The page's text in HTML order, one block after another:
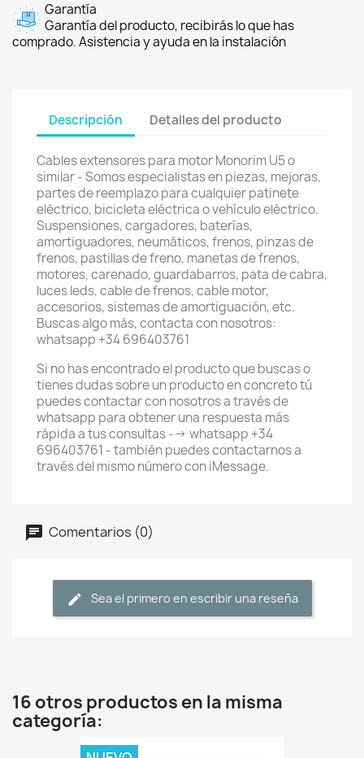
Garantía
Garantía del producto, recibirás lo que has
comprado. Asistencia y ayuda en la instalación
Descripción Detalles del producto
Cables extensores para motor Monorim U5 o
similar - Somos especialistas en piezas, mejoras,
partes de reemplazo para cualquier patinete
eléctrico, bicicleta eléctrica o vehículo eléctrico.
Suspensiones, cargadores, baterías,
amortiguadores, neumáticos, frenos, pinzas de
frenos, pastillas de freno, manetas de frenos,
motores, carenado, guardabarros, pata de cabra,
luces leds, cable de frenos, cable motor,
accesorios, sistemas de amortiguación, etc.
Buscas algo más, contacta con nosotros:
whatsapp +34 696403761
Si no has encontrado el producto que buscas o
tienes dudas sobre un producto en concreto tú
puedes contactar con nosotros a través de
whatsapp para obtener una respuesta más
rápida a tus consultas --> whatsapp +34
696403761 - también puedes contactarnos a
través del mismo número con iMessage.
Comentarios (0)
Sea el primero en escribir una reseña
16 otros productos en la misma
categoría: